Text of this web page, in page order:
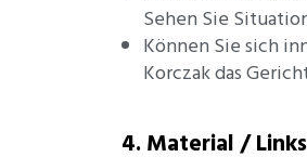
Sehen Sie
Können Sie sich
Korczak das
4. Material / Links